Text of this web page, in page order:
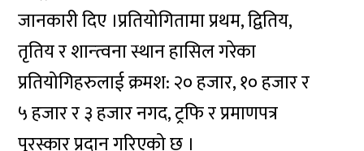
जानकारी दिए ।प्रतियोगितामा प्रथम, द्वितिय,
तृतिय र शान्त्वना स्थान हासिल गरेका
प्रतियोगिहरुलाई क्रमश: २० हजार, १० हजार र
५ हजार र ३ हजार नगद, ट्रफि र प्रमाणपत्र
पुरस्कार प्रदान गरिएको छ ।